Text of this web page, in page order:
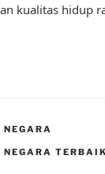
kualitas hidup
NEGARA
NEGARA TERBAIK